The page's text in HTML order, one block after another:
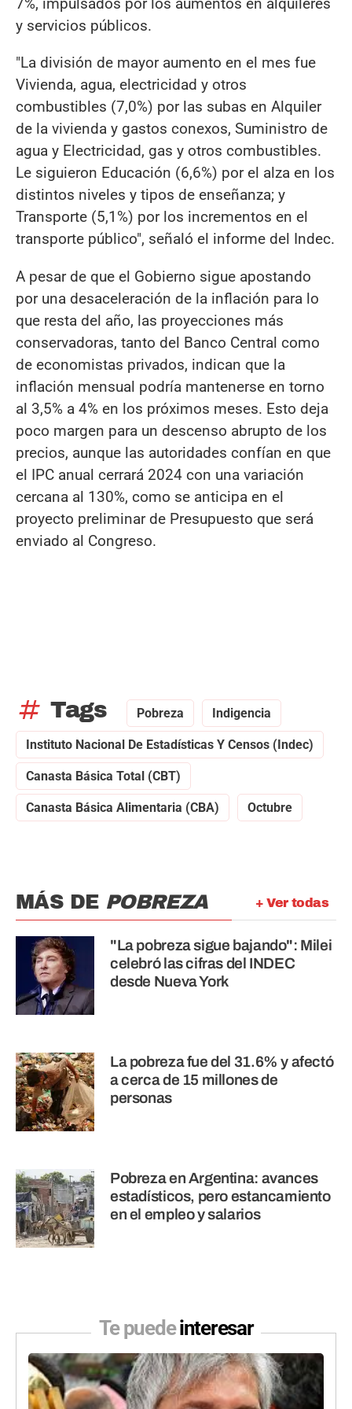
7%, impulsados por los aumentos en alquileres
y servicios públicos.
"La división de mayor aumento en el mes fue
Vivienda, agua, electricidad y otros
combustibles (7,0%) por las subas en Alquiler
de la vivienda y gastos conexos, Suministro de
agua y Electricidad, gas y otros combustibles.
Le siguieron Educación (6,6%) por el alza en los
distintos niveles y tipos de enseñanza; y
Transporte (5,1%) por los incrementos en el
transporte público", señaló el informe del Indec.
A pesar de que el Gobierno sigue apostando
por una desaceleración de la inflación para lo
que resta del año, las proyecciones más
conservadoras, tanto del Banco Central como
de economistas privados, indican que la
inflación mensual podría mantenerse en torno
al 3,5% a 4% en los próximos meses. Esto deja
poco margen para un descenso abrupto de los
precios, aunque las autoridades confían en que
el IPC anual cerrará 2024 con una variación
cercana al 130%, como se anticipa en el
proyecto preliminar de Presupuesto que será
enviado al Congreso.
tag Tags Pobreza Indigencia
Instituto Nacional De Estadísticas Y Censos (Indec)
Canasta Básica Total (CBT)
Canasta Básica Alimentaria (CBA) Octubre
+ Ver todas
MÁS DE POBREZA
"La pobreza sigue bajando": Milei
celebró las cifras del INDEC
desde Nueva York
La pobreza fue del 31.6% y afectó
a cerca de 15 millones de
personas
Pobreza en Argentina: avances
estadísticos, pero estancamiento
en el empleo y salarios
Te puedeinteresar